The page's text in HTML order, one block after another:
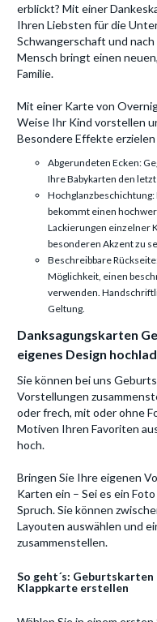
erblickt? Mit einer
Ihren Liebsten für die
Schwangerschaft und
Mensch bringt einen
Familie.
Mit einer Karte von
Weise Ihr Kind vorstellen
Besondere Effekte erzielen
Abgerundeten Ecken:
Ihre Babykarten den
bekommt einen
Lackierungen einzelner
besonderen Akzent zu
Beschreibbare
Möglichkeit, einen
verwenden.
Geltung.
Danksagungskarten
eigenes Design
Sie können bei uns
Vorstellungen
oder frech, mit oder ohne
Motiven Ihren Favoriten
hoch.
Bringen Sie Ihre eigenen
Karten ein – Sei es ein
Spruch. Sie können
Layouten auswählen und
zusammenstellen.
So geht´s:
Klappkarte erstellen